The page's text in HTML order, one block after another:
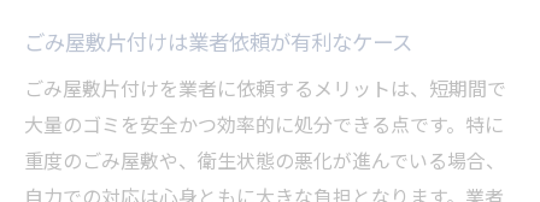
ごみ屋敷片付けは業者依頼が有利なケース
ごみ屋敷片付けを業者に依頼するメリットは、短期間で
大量のゴミを安全かつ効率的に処分できる点です。特に
重度のごみ屋敷や、衛生状態の悪化が進んでいる場合、
自力での対応は心身ともに大きな負担となります。業者